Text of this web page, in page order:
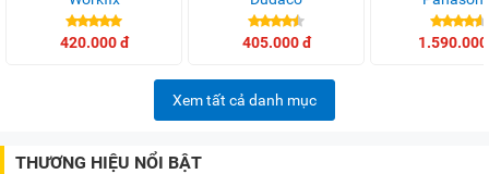
420.000 đ 405.000 đ
Xem tất cả danh mục
THƯƠNG HIỆU NỔI BẬT